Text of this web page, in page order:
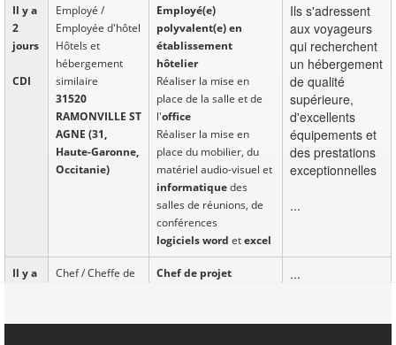
Il y a
2
jours
CDI
Employé /
Employée d'hôtel
Hôtels et
hébergement
similaire
31520
RAMONVILLE ST
AGNE (31,
Haute-Garonne,
Occitanie)
Employé(e)
polyvalent(e) en
établissement
hôtelier
Réaliser la mise en
place de la salle et de
l'office
Réaliser la mise en
place du mobilier, du
matériel audio-visuel et
informatiquedes
salles de réunions, de
conférences
logicielsword etexcel
Ils s'adressent
aux voyageurs
qui recherchent
un hébergement
de qualité
supérieure,
d'excellents
équipements et
des prestations
exceptionnelles
...
Il y a
Chef / Cheffe de
Systèmes
Chef de projet
...